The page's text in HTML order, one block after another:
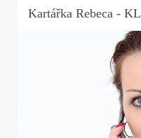
Kartářka Rebeca -
Řešíte vztahy,